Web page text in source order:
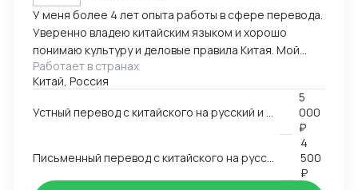
У меня более 4 лет опыта работы в сфере перевода.
Уверенно владею китайским языком и хорошо
понимаю культуру и деловые правила Китая. Мой
опыт работы включает работу в разных областях,
ВЭД, маркетинг, даже химическая промышленность.
гарантировать высокое качество перевода.
Работает в странах
Китай, Россия
Устный перевод с китайского на русский и с русского на китайский
5
000
₽
Письменный перевод с китайского на русский и с русского на китайский
4
500
₽